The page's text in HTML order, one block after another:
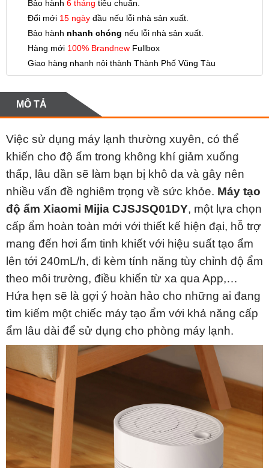
Bảo hành 6 tháng tiêu chuẩn.
Đổi mới 15 ngày đầu nếu lỗi nhà sản xuất.
Bảo hành nhanh chóng nếu lỗi nhà sản xuất.
Hàng mới 100% Brandnew Fullbox
Giao hàng nhanh nội thành Thành Phố Vũng Tàu
MÔ TẢ
Việc sử dụng máy lạnh thường xuyên, có thể
khiến cho độ ẩm trong không khí giảm xuống
thấp, lâu dần sẽ làm bạn bị khô da và gây nên
nhiều vấn đề nghiêm trọng về sức khỏe. Máy tạo
độ ẩm Xiaomi Mijia CJSJSQ01DY, một lựa chọn
cấp ẩm hoàn toàn mới với thiết kế hiện đại, hỗ trợ
mang đến hơi ẩm tinh khiết với hiệu suất tạo ẩm
lên tới 240mL/h, đi kèm tính năng tùy chỉnh độ ẩm
theo môi trường, điều khiển từ xa qua App,…
Hứa hẹn sẽ là gợi ý hoàn hảo cho những ai đang
tìm kiếm một chiếc máy tạo ẩm với khả năng cấp
ẩm lâu dài để sử dụng cho phòng máy lạnh.